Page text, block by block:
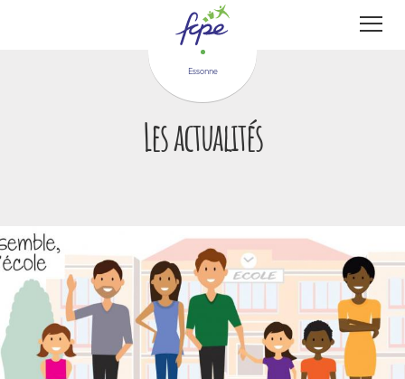
Essonne
Les actualités
Panneau de gestion des cookies